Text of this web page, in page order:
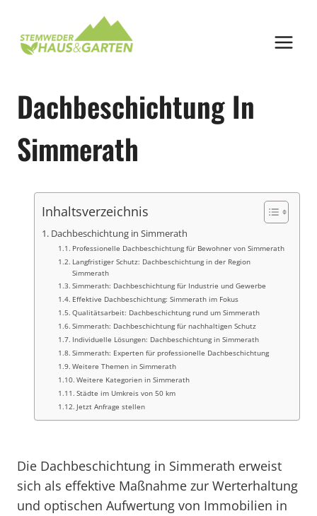
springen
Dachbeschichtung In
Simmerath
Inhaltsverzeichnis
Dachbeschichtung in Simmerath
Professionelle Dachbeschichtung für Bewohner von Simmerath
Langfristiger Schutz: Dachbeschichtung in der Region
Simmerath
Simmerath: Dachbeschichtung für Industrie und Gewerbe
Effektive Dachbeschichtung: Simmerath im Fokus
Qualitätsarbeit: Dachbeschichtung rund um Simmerath
Simmerath: Dachbeschichtung für nachhaltigen Schutz
Individuelle Lösungen: Dachbeschichtung in Simmerath
Simmerath: Experten für professionelle Dachbeschichtung
Weitere Themen in Simmerath
Weitere Kategorien in Simmerath
Städte im Umkreis von 50 km
Jetzt Anfrage stellen
Die Dachbeschichtung in Simmerath erweist
sich als effektive Maßnahme zur Werterhaltung
und optischen Aufwertung von Immobilien in